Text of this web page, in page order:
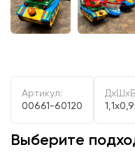
Артикул:
00661-60120
Выберите